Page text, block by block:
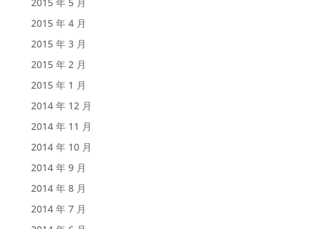
2015 年 5 月
2015 年 4 月
2015 年 3 月
2015 年 2 月
2015 年 1 月
2014 年 12 月
2014 年 11 月
2014 年 10 月
2014 年 9 月
2014 年 8 月
2014 年 7 月